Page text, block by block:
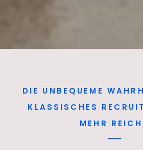
DIE UNBEQUEME
KLASSISCHES
MEHR